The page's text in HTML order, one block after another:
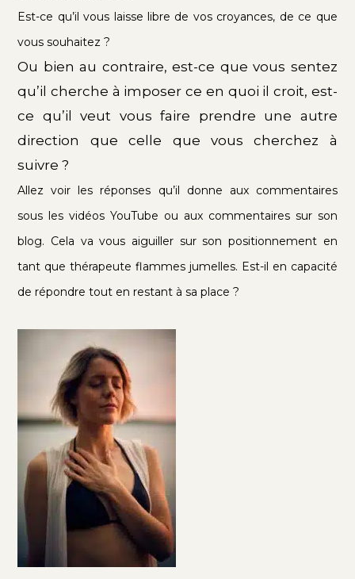
Est-ce qu’il vous laisse libre de vos croyances, de ce que
vous souhaitez ?
Ou bien au contraire, est-ce que vous sentez
qu’il cherche à imposer ce en quoi il croit, est-
ce qu’il veut vous faire prendre une autre
direction que celle que vous cherchez à
suivre ?
Allez voir les réponses qu’il donne aux commentaires
sous les vidéos YouTube ou aux commentaires sur son
blog. Cela va vous aiguiller sur son positionnement en
tant que thérapeute flammes jumelles. Est-il en capacité
de répondre tout en restant à sa place ?